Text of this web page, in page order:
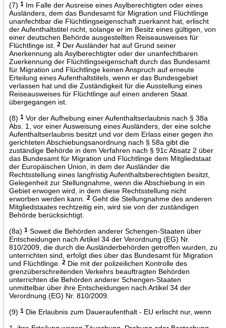
(7) 1Im Falle der Ausreise eines Asylberechtigten oder eines
Ausländers, dem das Bundesamt für Migration und Flüchtlinge
unanfechtbar die Flüchtlingseigenschaft zuerkannt hat, erlischt
der Aufenthaltstitel nicht, solange er im Besitz eines gültigen, von
einer deutschen Behörde ausgestellten Reiseausweises für
Flüchtlinge ist.
2Der Ausländer hat auf Grund seiner
Anerkennung als Asylberechtigter oder der unanfechtbaren
Zuerkennung der Flüchtlingseigenschaft durch das Bundesamt
für Migration und Flüchtlinge keinen Anspruch auf erneute
Erteilung eines Aufenthaltstitels, wenn er das Bundesgebiet
verlassen hat und die Zuständigkeit für die Ausstellung eines
Reiseausweises für Flüchtlinge auf einen anderen Staat
übergegangen ist.
(8) 1Vor der Aufhebung einer Aufenthaltserlaubnis nach § 38a
Abs. 1, vor einer Ausweisung eines Ausländers, der eine solche
Aufenthaltserlaubnis besitzt und vor dem Erlass einer gegen ihn
gerichteten Abschiebungsanordnung nach § 58a gibt die
zuständige Behörde in dem Verfahren nach § 91c Absatz 2 über
das Bundesamt für Migration und Flüchtlinge dem Mitgliedstaat
der Europäischen Union, in dem der Ausländer die
Rechtsstellung eines langfristig Aufenthaltsberechtigten besitzt,
Gelegenheit zur Stellungnahme, wenn die Abschiebung in ein
Gebiet erwogen wird, in dem diese Rechtsstellung nicht
erworben werden kann.
2Geht die Stellungnahme des anderen
Mitgliedstaates rechtzeitig ein, wird sie von der zuständigen
Behörde berücksichtigt.
(8a) 1Soweit die Behörden anderer Schengen-Staaten über
Entscheidungen nach Artikel 34 der Verordnung (EG) Nr.
810/2009, die durch die Ausländerbehörden getroffen wurden, zu
unterrichten sind, erfolgt dies über das Bundesamt für Migration
und Flüchtlinge.
2Die mit der polizeilichen Kontrolle des
grenzüberschreitenden Verkehrs beauftragten Behörden
unterrichten die Behörden anderer Schengen-Staaten
unmittelbar über ihre Entscheidungen nach Artikel 34 der
Verordnung (EG) Nr. 810/2009.
(9) 1Die Erlaubnis zum Daueraufenthalt - EU erlischt nur, wenn